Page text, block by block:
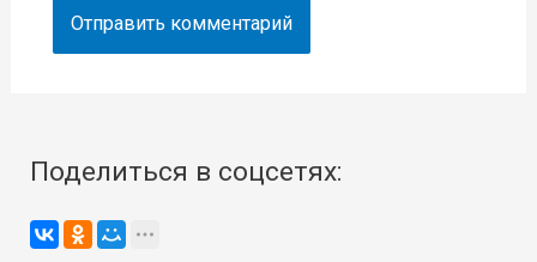
Поделиться в соцсетях: